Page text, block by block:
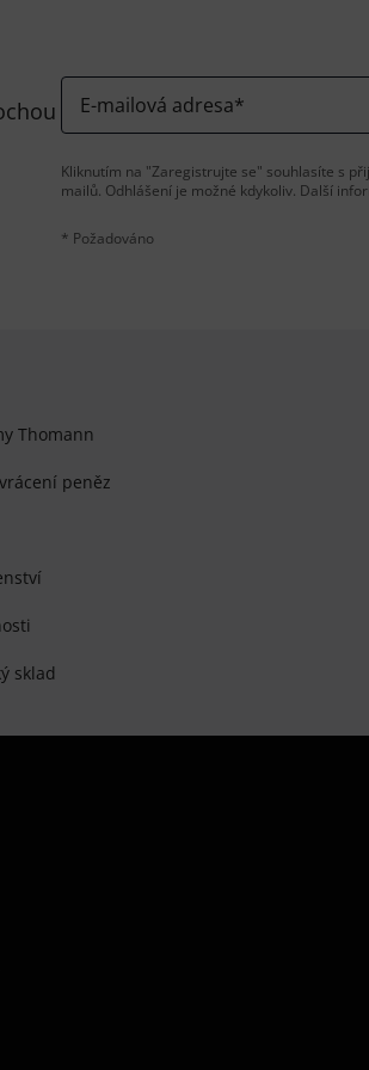
E-mailová adresa*
Kliknutím na "Zaregistrujte se" souhlasíte s
mailů. Odhlášení je možné kdykoliv. Další
* Požadováno
Thomann
peněz
sklad